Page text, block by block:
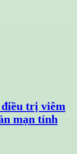
trị viêm
mạn tính